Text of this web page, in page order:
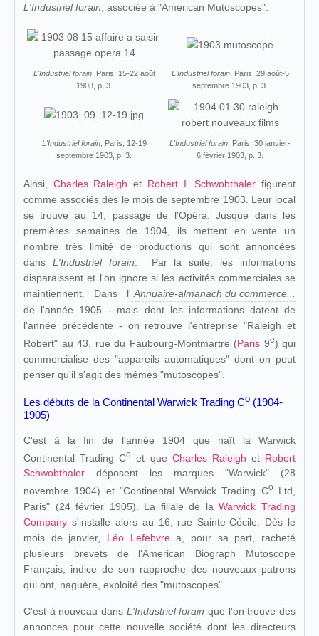
L'Industriel forain , associée à "American Mutoscopes".
L'Industriel forain, Paris, 15-22 août
1903, p. 3.
L'Industriel forain, Paris, 29 août-5
septembre 1903, p. 3.
L'Industriel forain, Paris, 12-19
septembre 1903, p. 3.
L'Industriel forain , Paris, 30 janvier-
6 février 1903, p. 3.
Ainsi, Charles Raleigh et Robert I. Schwobthaler figurent
comme associés dès le mois de septembre 1903. Leur local
se trouve au 14, passage de l'Opéra. Jusque dans les
premières semaines de 1904, ils mettent en vente un
nombre très limité de productions qui sont annoncées
dans L'Industriel forain . Par la suite, les informations
disparaissent et l'on ignore si les activités commerciales se
maintiennent. Dans l' Annuaire-almanach du commerce...
de l'année 1905 - mais dont les informations datent de
l'année précédente - on retrouve l'entreprise "Raleigh et
Robert" au 43, rue du Faubourg-Montmartre (Paris 9e) qui
commercialise des "appareils automatiques" dont on peut
penser qu'il s'agit des mêmes "mutoscopes".
Les débuts de la Continental Warwick Trading Co (1904-
1905)
C'est à la fin de l'année 1904 que naît la Warwick
Continental Trading Co et que Charles Raleigh et Robert
Schwobthaler déposent les marques "Warwick" (28
novembre 1904) et "Continental Warwick Trading Co
Ltd,
Paris" (24 février 1905). La filiale de laWarwick Trading
Company s'installe alors au 16, rue Sainte-Cécile. Dès le
mois de janvier, Léo Lefebvrea, pour sa part, racheté
plusieurs brevets de l'American Biograph Mutoscope
Français, indice de son rapproche des nouveaux patrons
qui ont, naguère, exploité des "mutoscopes".
C'est à nouveau dans L'Industriel forain que l'on trouve des
annonces pour cette nouvelle société dont les directeurs